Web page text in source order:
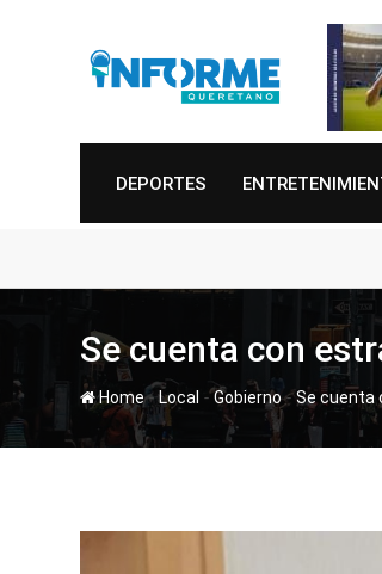
DEPORTES
Se cuenta con
Home- Local -Gobierno-Se cuenta